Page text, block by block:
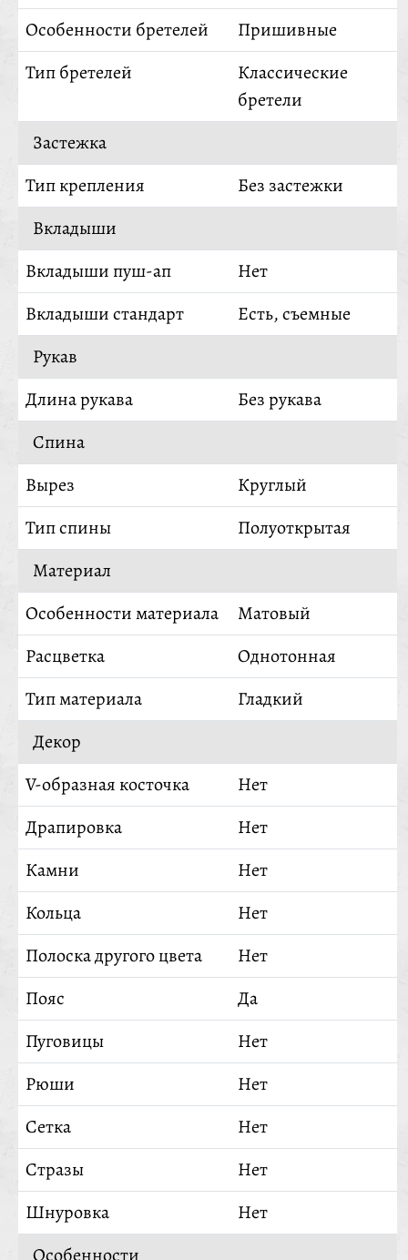
Особенности бретелей
Пришивные
Тип бретелей
Классические
бретели
Застежка
Тип крепления
Без застежки
Вкладыши
Вкладыши пуш-ап
Нет
Вкладыши стандарт
Есть, съемные
Рукав
Длина рукава
Без рукава
Спина
Вырез
Круглый
Тип спины
Полуоткрытая
Материал
Особенности материала
Матовый
Расцветка
Однотонная
Тип материала
Гладкий
Декор
V-образная косточка
Нет
Драпировка
Нет
Камни
Нет
Кольца
Нет
Полоска другого цвета
Нет
Пояс
Да
Пуговицы
Нет
Рюши
Нет
Сетка
Нет
Стразы
Нет
Шнуровка
Нет
Особенности